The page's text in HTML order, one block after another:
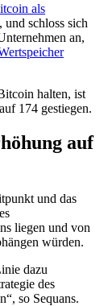
als
und schloss sich
an,
halten, ist
174 gestiegen.
auf
und das
liegen und von
würden.
dazu
des
so Sequans.